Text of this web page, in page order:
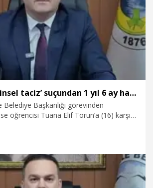
Hasbi Dede, ‘cinsel taciz’ suçundan 1 yıl 6 ay hapis cezasına çarptırıldı
Başkanlığı görevinden
öğrencisi Tuana Elif Torun’a (16) karşı